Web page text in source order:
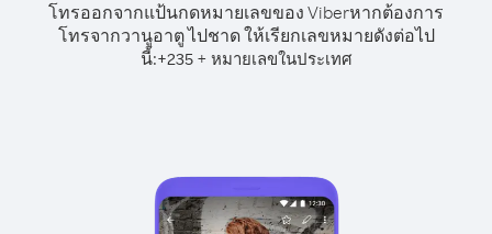
โทรออกจากแป้นกดหมายเลขของ Viberหากต้องการ
โทรจากวานูอาตู ไปชาด ให้เรียกเลขหมายดังต่อไป
นี้:+235+ หมายเลขในประเทศ